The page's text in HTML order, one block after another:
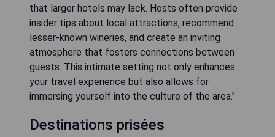
that larger hotels may lack. Hosts often provide
insider tips about local attractions, recommend
lesser-known wineries, and create an inviting
atmosphere that fosters connections between
guests. This intimate setting not only enhances
your travel experience but also allows for
immersing yourself into the culture of the area."
Destinations prisées